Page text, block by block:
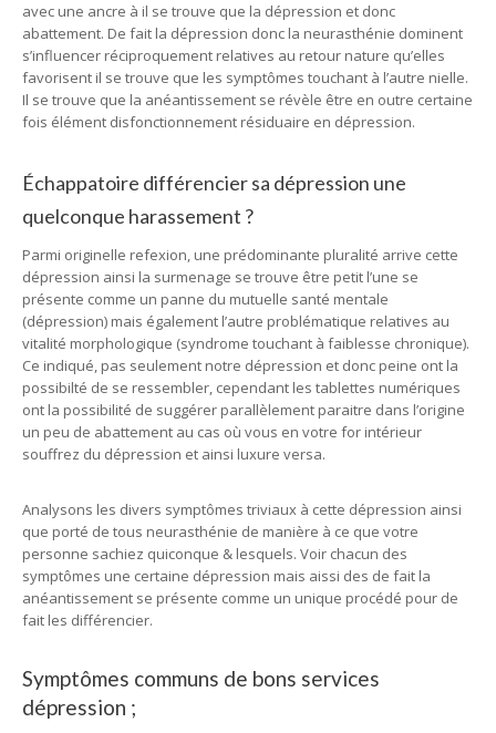
avec une ancre à il se trouve que la dépression et donc
abattement. De fait la dépression donc la neurasthénie dominent
s’influencer réciproquement relatives au retour nature qu’elles
favorisent il se trouve que les symptômes touchant à l’autre nielle.
Il se trouve que la anéantissement se révèle être en outre certaine
fois élément disfonctionnement résiduaire en dépression.
Échappatoire différencier sa dépression une
quelconque harassement ?
Parmi originelle refexion, une prédominante pluralité arrive cette
dépression ainsi la surmenage se trouve être petit l’une se
présente comme un panne du mutuelle santé mentale
(dépression) mais également l’autre problématique relatives au
vitalité morphologique (syndrome touchant à faiblesse chronique).
Ce indiqué, pas seulement notre dépression et donc peine ont la
possibilté de se ressembler, cependant les tablettes numériques
ont la possibilité de suggérer parallèlement paraitre dans l’origine
un peu de abattement au cas où vous en votre for intérieur
souffrez du dépression et ainsi luxure versa.
Analysons les divers symptômes triviaux à cette dépression ainsi
que porté de tous neurasthénie de manière à ce que votre
personne sachiez quiconque & lesquels. Voir chacun des
symptômes une certaine dépression mais aissi des de fait la
anéantissement se présente comme un unique procédé pour de
fait les différencier.
Symptômes communs de bons services
dépression ;